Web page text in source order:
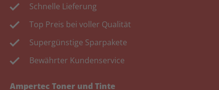
Schnelle Lieferung
Top Preis bei voller Qualität
Supergünstige Sparpakete
Bewährter Kundenservice
Ampertec Toner und Tinte